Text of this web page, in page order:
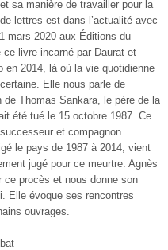
sa manière de travailler pour la
lettres est dans l’actualité avec
mars 2020 aux Éditions du
ce livre incarné par Daurat et
en 2014, là où la vie quotidienne
Elle nous parle de
de Thomas Sankara, le père de la
été tué le 15 octobre 1987. Ce
et compagnon
le pays de 1987 à 2014, vient
jugé pour ce meurtre. Agnès
procès et nous donne son
Elle évoque ses rencontres
ouvrages.